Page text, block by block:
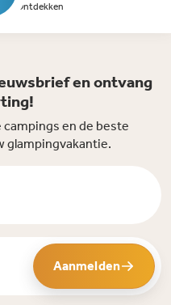
Ontdekken
en ontvang
campings en de beste
glampingvakantie.
Aanmelden